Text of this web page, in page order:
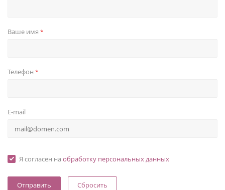
Ваше имя *
Телефон *
E-mail
Я согласен на обработку персональных данных
Сбросить